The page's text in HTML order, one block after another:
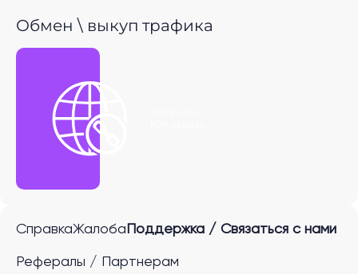
Обмен \ выкуп трафика
СправкаЖалоба Поддержка / Связаться с нами
Рефералы / Партнерам